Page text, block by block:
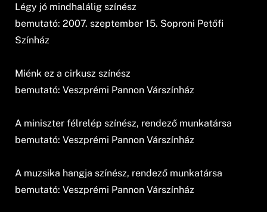
Légy jó mindhalálig színész
bemutató: 2007. szeptember 15. Soproni Petőfi
Színház
Miénk ez a cirkusz színész
bemutató: Veszprémi Pannon Várszínház
A miniszter félrelép színész, rendező munkatársa
bemutató: Veszprémi Pannon Várszínház
A muzsika hangja színész, rendező munkatársa
bemutató: Veszprémi Pannon Várszínház